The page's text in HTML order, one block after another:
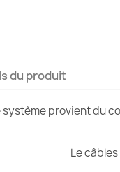
du produit
système provient du
Le